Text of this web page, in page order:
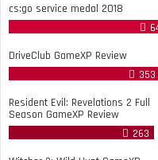
cs:go service medal 2018
DriveClub GameXP Review
353
Resident Evil: Revelations 2 Full
Season GameXP Review
263